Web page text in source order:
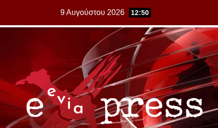
9 Αυγούστου 2026 12:50